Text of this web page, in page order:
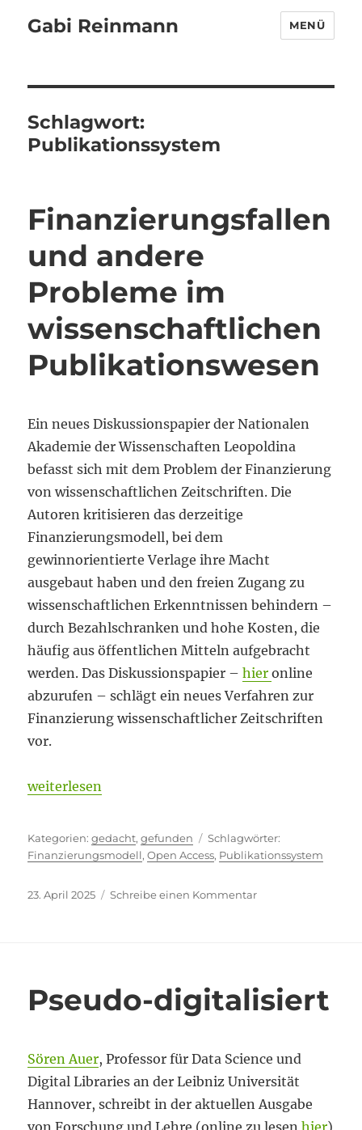
Gabi Reinmann MENÜ
Schlagwort:
Publikationssystem
Finanzierungsfallen
und andere
Probleme im
wissenschaftlichen
Publikationswesen
Ein neues Diskussionspapier der Nationalen
Akademie der Wissenschaften Leopoldina
befasst sich mit dem Problem der Finanzierung
von wissenschaftlichen Zeitschriften. Die
Autoren kritisieren das derzeitige
Finanzierungsmodell, bei dem
gewinnorientierte Verlage ihre Macht
ausgebaut haben und den freien Zugang zu
wissenschaftlichen Erkenntnissen behindern –
durch Bezahlschranken und hohe Kosten, die
häufig aus öffentlichen Mitteln aufgebracht
werden. Das Diskussionspapier –hieronline
abzurufen – schlägt ein neues Verfahren zur
Finanzierung wissenschaftlicher Zeitschriften
vor.
„Finanzierungsfallen und andere Probleme im
weiterlesen
Kategorien
gedacht,gefunden
Finanzierungsmodell,Open Access, Publikationssystem
Veröffentlicht
23. April 2025 Schreibe einen Kommentarzu
wissenschaftlichen
Publikationswesen
Pseudo-digitalisiert
Sören Auer, Professor für Data Science und
Digital Libraries an der Leibniz Universität
Hannover, schreibt in der aktuellen Ausgabe
von Forschung und Lehre (online zu lesenhier)